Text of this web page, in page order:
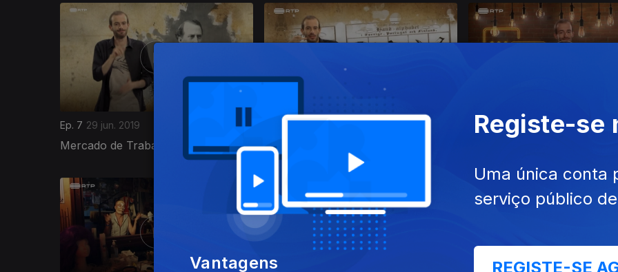
Ep. 7 29 jun. 2019
Mercado de Trabalho II Mercado de Trabalho I
Ep. 1 05 jun. 2019
377453
Vantagens
Registe-se
Uma única conta
serviço público
REGISTE-SE